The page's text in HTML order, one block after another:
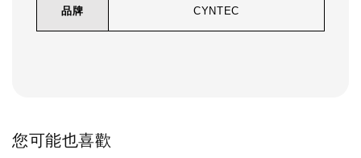
品牌 CYNTEC
您可能也喜歡